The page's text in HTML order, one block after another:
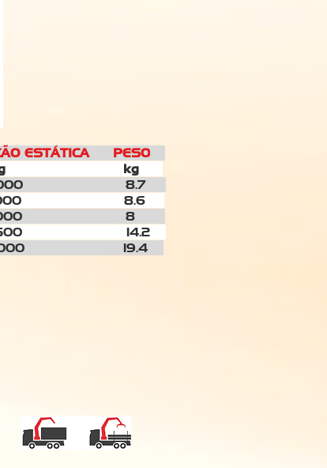
ESTÁTICA PESO
kg
8.7
8.6
8
14.2
19.4